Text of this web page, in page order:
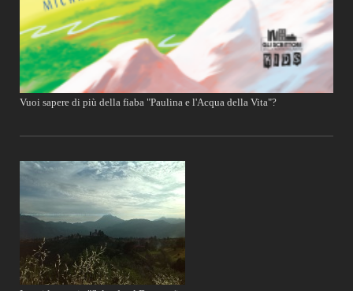
Vuoi sapere di più della fiaba "Paulina e l'Acqua della Vita"?